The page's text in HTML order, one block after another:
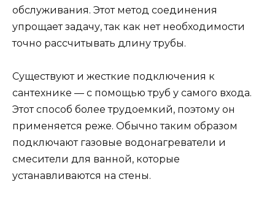
обслуживания. Этот метод соединения
упрощает задачу, так как нет необходимости
точно рассчитывать длину трубы.
Существуют и жесткие подключения к
сантехнике — с помощью труб у самого входа.
Этот способ более трудоемкий, поэтому он
применяется реже. Обычно таким образом
подключают газовые водонагреватели и
смесители для ванной, которые
устанавливаются на стены.